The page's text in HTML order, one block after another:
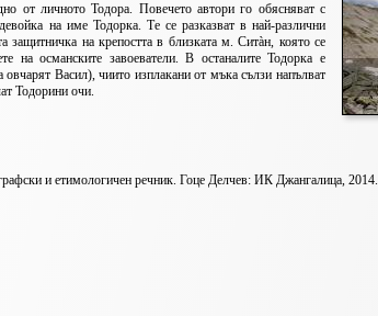
от личното Тодора. Повечето автори го обясняват с
на име Тодорка. Те се разказват в най-различни
защитничка на крепостта в близката м. Ситàн, която се
на османските завоеватели. В останалите Тодорка е
Васил), чиито изплакани от мъка сълзи напълват
Тодорини очи.
и етимологичен речник. Гоце Делчев: ИК Джангалица, 2014.